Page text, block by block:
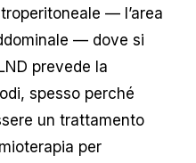
— l’area
— dove si
prevede la
spesso perché
un trattamento
per